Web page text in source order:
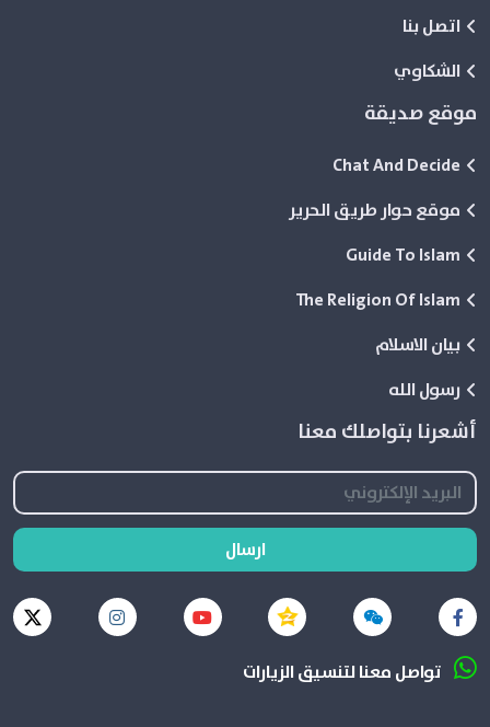
اتصل بنا
الشكاوي
موقع صديقة
Chat And Decide
موقع حوار طريق الحرير
Guide To Islam
The Religion Of Islam
بيان الاسلام
رسول الله
أشعرنا بتواصلك معنا
ارسال
تواصل معنا لتنسيق الزيارات